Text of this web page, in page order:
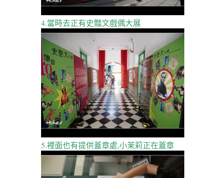
4.當時去正有史豔文戲偶大展
5.裡面也有提供蓋章處,小茉莉正在蓋章